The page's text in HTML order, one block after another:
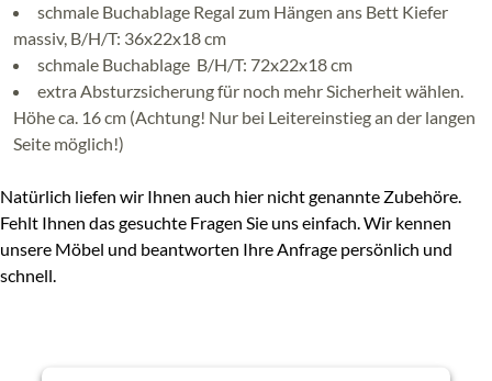
schmale Buchablage Regal zum Hängen ans Bett Kiefer
massiv, B/H/T: 36x22x18 cm
schmale Buchablage B/H/T: 72x22x18 cm
extra Absturzsicherung für noch mehr Sicherheit wählen.
Höhe ca. 16 cm (Achtung! Nur bei Leitereinstieg an der langen
Seite möglich!)
Natürlich liefen wir Ihnen auch hier nicht genannte Zubehöre.
Fehlt Ihnen das gesuchte Fragen Sie uns einfach. Wir kennen
unsere Möbel und beantworten Ihre Anfrage persönlich und
schnell.